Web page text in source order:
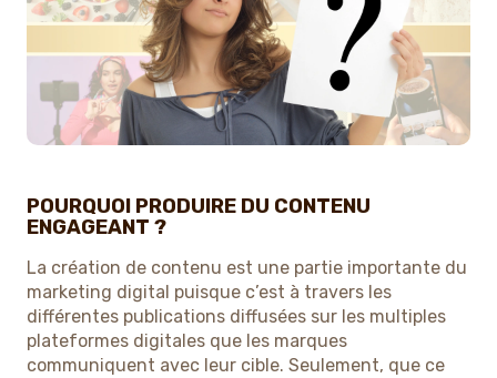
POURQUOI PRODUIRE DU CONTENU
ENGAGEANT ?
La création de contenu est une partie importante du
marketing digital puisque c’est à travers les
différentes publications diffusées sur les multiples
plateformes digitales que les marques
communiquent avec leur cible. Seulement, que ce